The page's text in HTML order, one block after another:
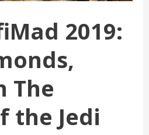
2019:
The
the Jedi